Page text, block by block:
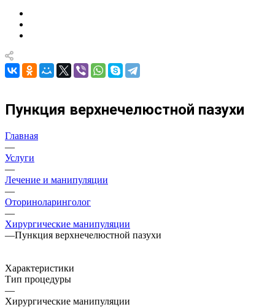
Пункция верхнечелюстной пазухи
Главная
—
Услуги
—
Лечение и манипуляции
—
Оториноларинголог
—
Хирургические манипуляции
—Пункция верхнечелюстной пазухи
Характеристики
Тип процедуры
—
Хирургические манипуляции